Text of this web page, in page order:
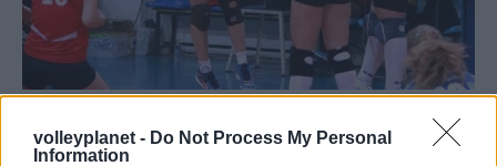
volleyplanet - Do Not Process My Personal
Information
ΕΣΠΕΔΑ: Θρίλερ στην τοπική γυναικών